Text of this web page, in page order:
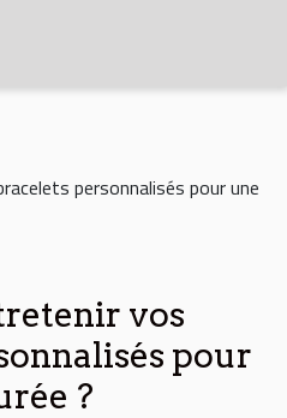
personnalisés pour une
vos
pour
?